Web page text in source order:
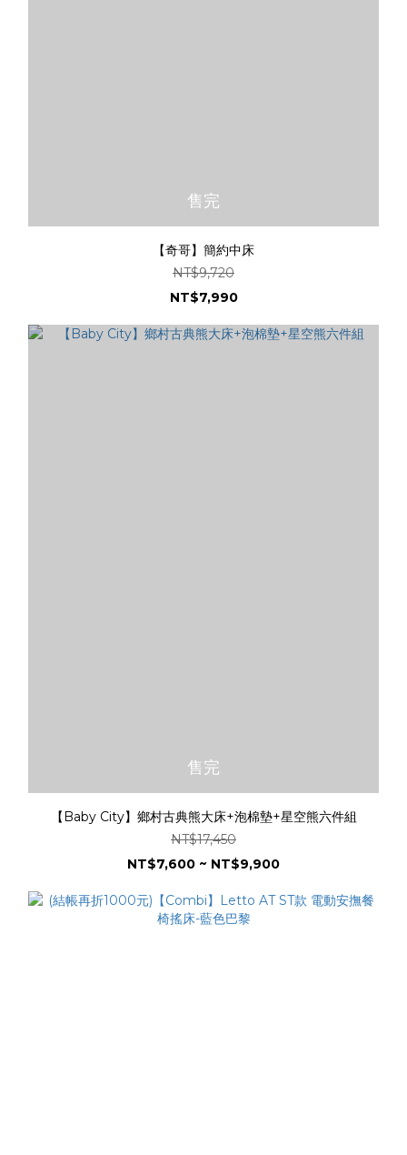
售完
【奇哥】簡約中床
NT$9,720
NT$7,990
售完
【Baby City】鄉村古典熊大床+泡棉墊+星空熊六件組
NT$17,450
NT$7,600 ~ NT$9,900